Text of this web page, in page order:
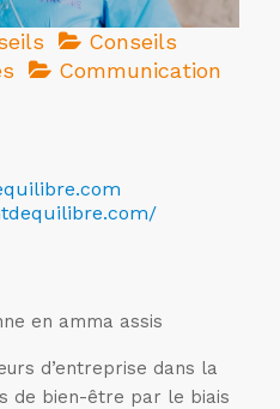
Conseils
Communication
en amma assis
d’entreprise dans la
de bien-être par le biais